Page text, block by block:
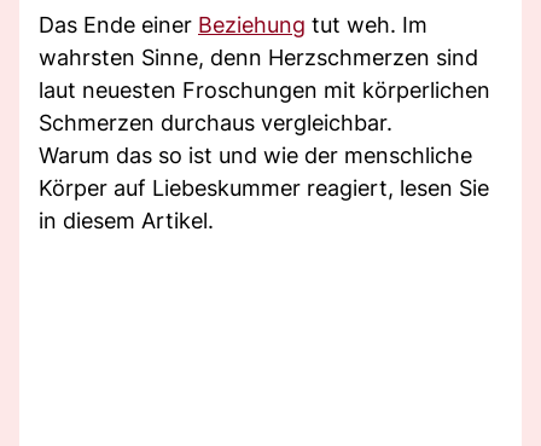
Das Ende einer Beziehung tut weh. Im
wahrsten Sinne, denn Herzschmerzen sind
laut neuesten Froschungen mit körperlichen
Schmerzen durchaus vergleichbar.
Warum das so ist und wie der menschliche
Körper auf Liebeskummer reagiert, lesen Sie
in diesem Artikel.